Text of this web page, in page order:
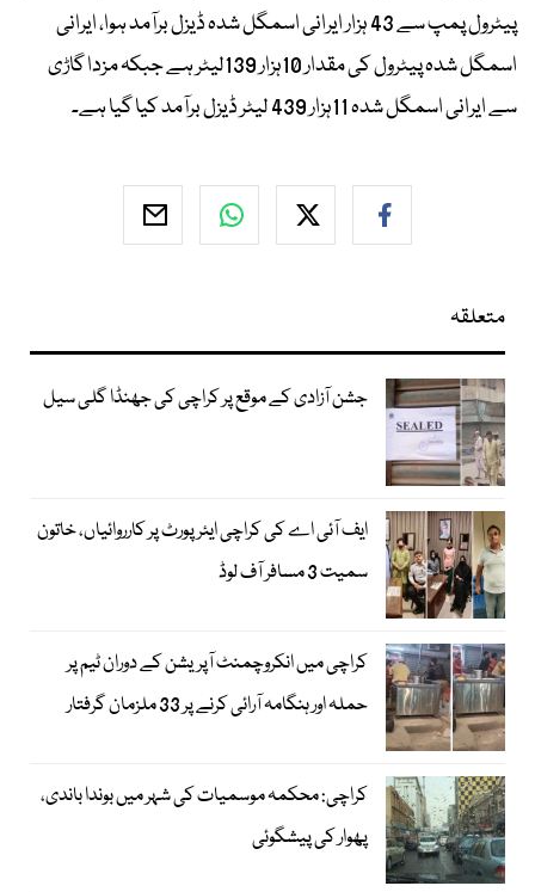
پیٹرول پمپ سے 43 ہزار ایرانی اسمگل شدہ ڈیزل برآمد ہوا، ایرانی
اسمگل شدہ پیٹرول کی مقدار 10ہزار 139لیٹر ہے جبکہ مزدا گاڑی
سے ایرانی اسمگل شدہ 11ہزار 439 لیٹر ڈیزل برآمد کیا گیا ہے۔
متعلقہ
جشن آزادی کے موقع پر کراچی کی جھنڈا گلی سیل
ایف آئی اے کی کراچی ایئرپورٹ پر کارروائیاں، خاتون
سمیت 3 مسافر آف لوڈ
کراچی میں انکروچمنٹ آپریشن کے دوران ٹیم پر
حملہ اور ہنگامہ آرائی کرنے پر 33 ملزمان گرفتار
کراچی: محکمہ موسمیات کی شہر میں بوندا باندی،
پھوار کی پیشگوئی